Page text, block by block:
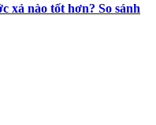
xả nào tốt hơn? So sánh